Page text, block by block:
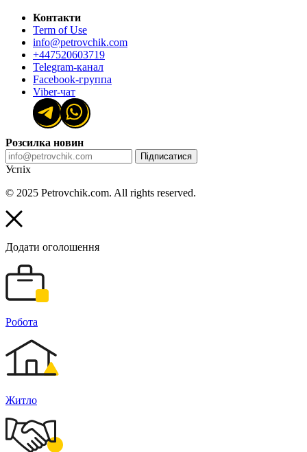
Контакти
Term of Use
info@petrovchik.com
+447520603719
Telegram-канал
Facebook-группа
Viber-чат
Розсилка новин
Підписатися
Успіх
© 2025 Petrovchik.com. All rights reserved.
Додати оголошення
Робота
Житло